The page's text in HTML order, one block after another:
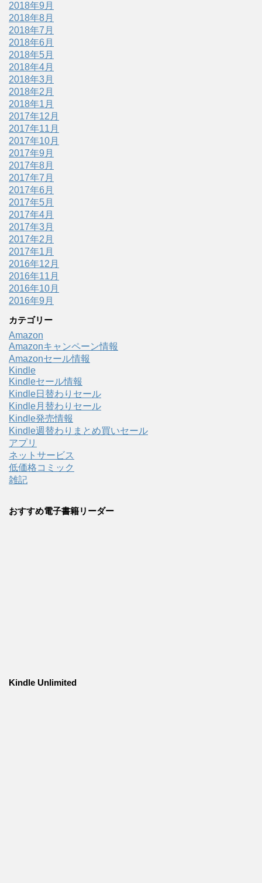
2018年9月
2018年8月
2018年7月
2018年6月
2018年5月
2018年4月
2018年3月
2018年2月
2018年1月
2017年12月
2017年11月
2017年10月
2017年9月
2017年8月
2017年7月
2017年6月
2017年5月
2017年4月
2017年3月
2017年2月
2017年1月
2016年12月
2016年11月
2016年10月
2016年9月
カテゴリー
Amazon
Amazonキャンペーン情報
Amazonセール情報
Kindle
Kindleセール情報
Kindle日替わりセール
Kindle月替わりセール
Kindle発売情報
Kindle週替わりまとめ買いセール
アプリ
ネットサービス
低価格コミック
雑記
おすすめ電子書籍リーダー
Kindle Unlimited